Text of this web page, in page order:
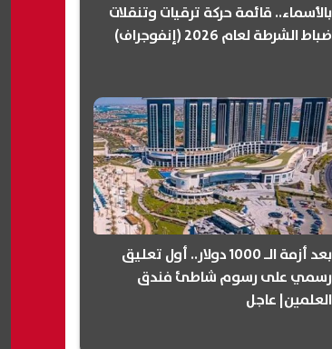
بالأسماء.. قائمة حركة ترقيات وتنقلات
ضباط الشرطة لعام 2026 (إنفوجراف)
بعد أزمة الـ 1000 دولار.. أول تعليق
رسمي على رسوم شاطئ فندق
العلمين| عاجل